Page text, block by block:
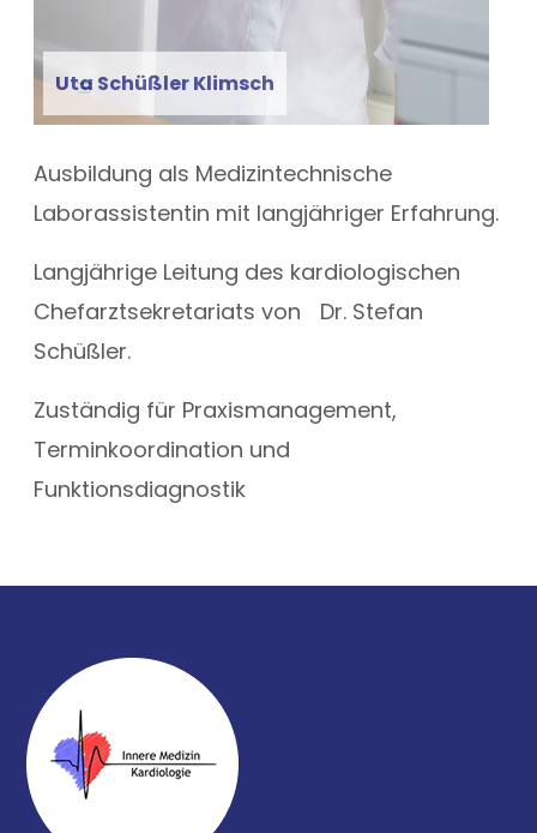
Uta Schüßler Klimsch
Ausbildung als Medizintechnische
Laborassistentin mit langjähriger Erfahrung.
Langjährige Leitung des kardiologischen
Chefarztsekretariats von Dr. Stefan
Schüßler.
Zuständig für Praxismanagement,
Terminkoordination und
Funktionsdiagnostik